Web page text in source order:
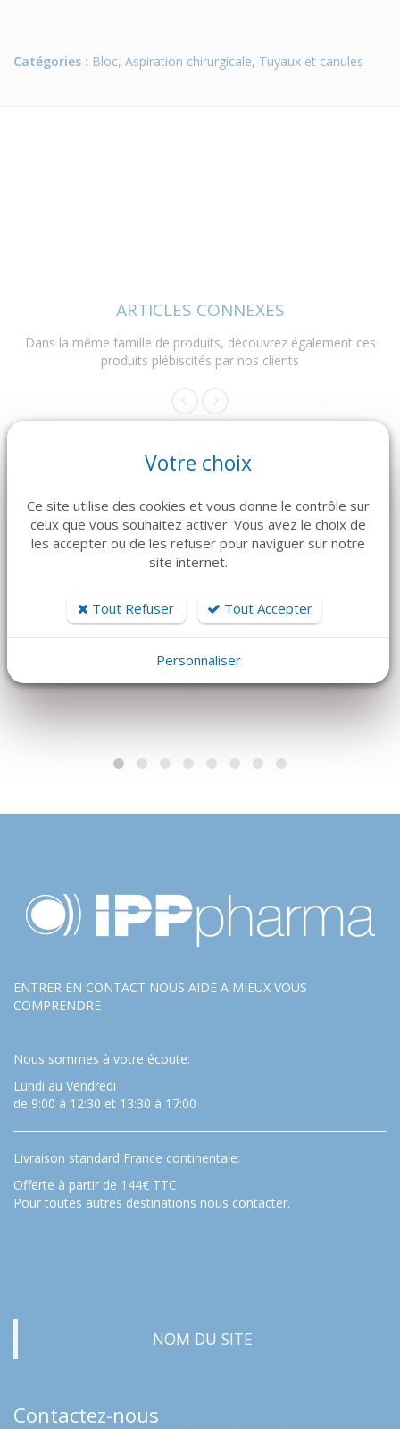
Catégories : Bloc, Aspiration chirurgicale, Tuyaux et canules
ARTICLES CONNEXES
Dans la même famille de produits, découvrez également ces
produits plébiscités par nos clients
DÉTAILS
SOFSILK 4-0 3/8C 19
mm Triangulaire
Noir
DÉTAILS
OT11 Nouveau
228 €
ENTRER EN CONTACT NOUS AIDE A MIEUX VOUS
COMPRENDRE
Nous sommes à votre écoute:
Lundi au Vendredi
de 9:00 à 12:30 et 13:30 à 17:00
Livraison standard France continentale:
Offerte à partir de 144€ TTC
Pour toutes autres destinations nous contacter.
…
NOM DU SITE
Contactez-nous
Votre choix
Ce site utilise des cookies et vous donne le contrôle sur
ceux que vous souhaitez activer. Vous avez le choix de
les accepter ou de les refuser pour naviguer sur notre
site internet.
Tout Refuser Tout Accepter
Personnaliser